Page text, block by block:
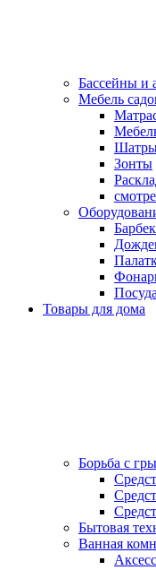
Бассейны и
Мебель
Зонты
Товары для дома
Борьба с
Бытовая
Ванная